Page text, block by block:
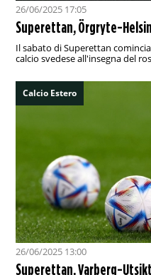
26/06/2025 17:05
Superettan, Örgryte-
Il sabato di Superettan
calcio svedese all'insegna del
Calcio Estero
26/06/2025 13:00
Superettan, Varberg-